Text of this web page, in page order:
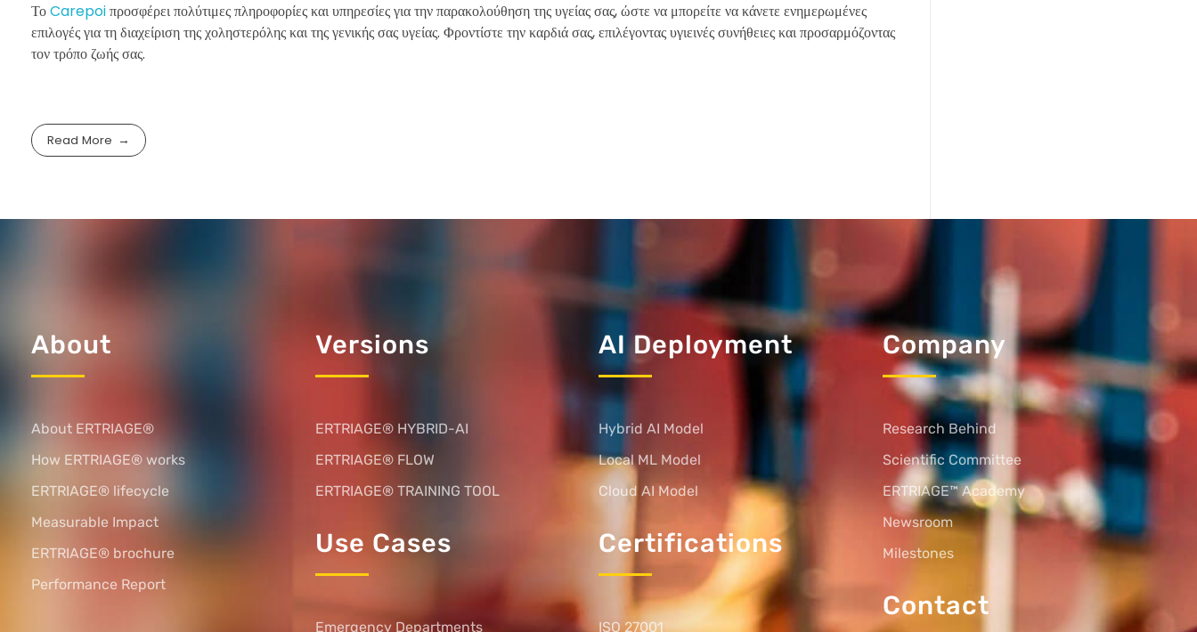
ΤοCarepoiπροσφέρει πολύτιμες πληροφορίες και υπηρεσίες για την παρακολούθηση της υγείας σας, ώστε να μπορείτε να κάνετε ενημερωμένες
επιλογές για τη διαχείριση της χοληστερόλης και της γενικής σας υγείας. Φροντίστε την καρδιά σας, επιλέγοντας υγιεινές συνήθειες και προσαρμόζοντας
τον τρόπο ζωής σας.
Read More
About
About ERTRIAGE®
How ERTRIAGE® works
ERTRIAGE® lifecycle
Measurable Impact
ERTRIAGE® brochure
Performance Report
Versions
ERTRIAGE® HYBRID-AI
ERTRIAGE® FLOW
ERTRIAGE® TRAINING TOOL
Use Cases
Emergency Departments
AI Deployment
Hybrid AI Model
Local ML Model
Cloud AI Model
Certifications
ISO 27001
Company
Research Behind
Scientific Committee
ERTRIAGE™ Academy
Newsroom
Milestones
Contact